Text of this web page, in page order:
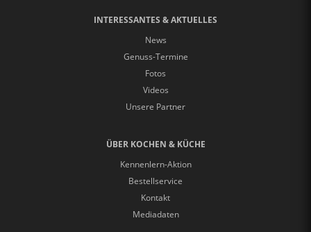
INTERESSANTES & AKTUELLES
News
Genuss-Termine
Fotos
Videos
Unsere Partner
ÜBER KOCHEN & KÜCHE
Kennenlern-Aktion
Bestellservice
Kontakt
Mediadaten